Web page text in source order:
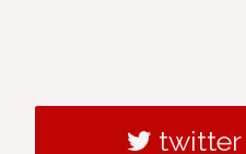
twitter